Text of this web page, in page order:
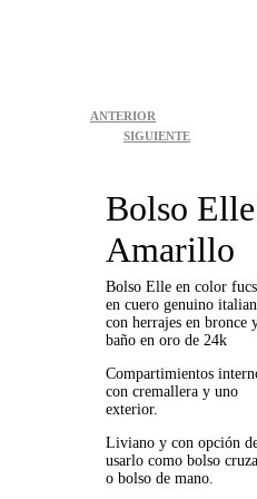
Producto
ANTERIOR
SIGUIENTE
Bolso Elle
Amarillo
Bolso Elle en color
en cuero genuino
con herrajes en bronce
baño en oro de 24k
Compartimientos
con cremallera y uno
exterior.
Liviano y con opción
usarlo como bolso
o bolso de mano.